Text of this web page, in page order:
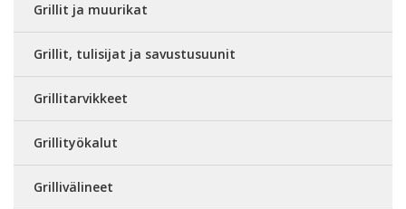
Grillit ja muurikat
Grillit, tulisijat ja savustusuunit
Grillitarvikkeet
Grillityökalut
Grillivälineet